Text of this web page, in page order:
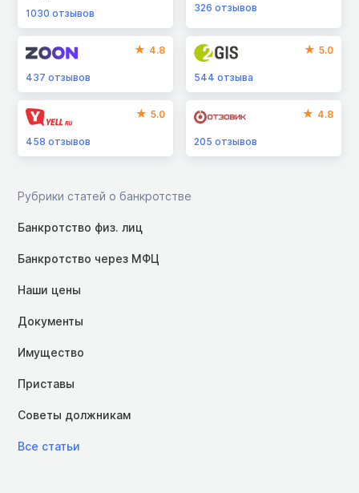
1030 отзывов
326отзывов
4.8
437 отзывов
5.0
544отзыва
5.0
458 отзывов
4.8
205отзывов
Рубрики статей о банкротстве
Банкротство физ. лиц
Банкротство через МФЦ
Наши цены
Документы
Имущество
Приставы
Советы должникам
Все статьи